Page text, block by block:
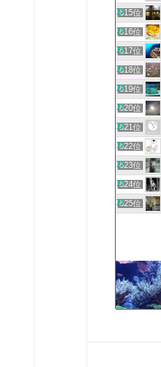
615位
616位
617位
618位
619位
620位
621位
622位
623位
624位
625位